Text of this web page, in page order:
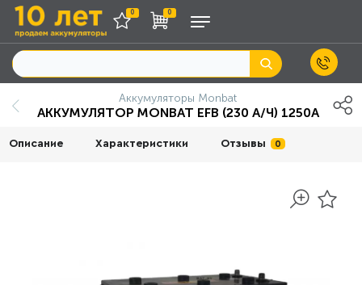
0 0
Аккумуляторы Monbat
АККУМУЛЯТОР MONBAT EFB (230 А/Ч) 1250A
Описание Характеристики Отзывы 0